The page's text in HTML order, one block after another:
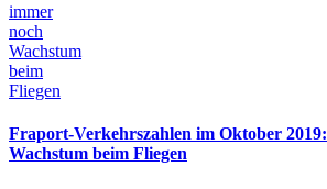
Fraport-Verkehrszahlen im Oktober
Wachstum beim Fliegen